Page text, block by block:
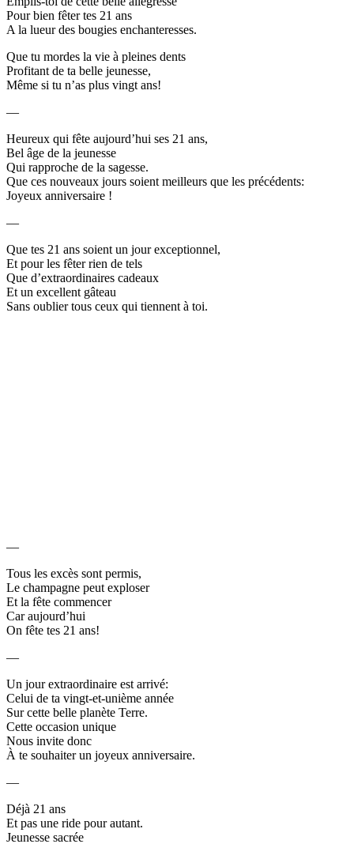
Pour bien fêter tes 21 ans
A la lueur des bougies enchanteresses.
Que tu mordes la vie à pleines dents
Profitant de ta belle jeunesse,
Même si tu n’as plus vingt ans!
—
Heureux qui fête aujourd’hui ses 21 ans,
Bel âge de la jeunesse
Qui rapproche de la sagesse.
Que ces nouveaux jours soient meilleurs que les précédents:
Joyeux anniversaire !
—
Que tes 21 ans soient un jour exceptionnel,
Et pour les fêter rien de tels
Que d’extraordinaires cadeaux
Et un excellent gâteau
Sans oublier tous ceux qui tiennent à toi.
—
Tous les excès sont permis,
Le champagne peut exploser
Et la fête commencer
Car aujourd’hui
On fête tes 21 ans!
—
Un jour extraordinaire est arrivé:
Celui de ta vingt-et-unième année
Sur cette belle planète Terre.
Cette occasion unique
Nous invite donc
À te souhaiter un joyeux anniversaire.
—
Déjà 21 ans
Et pas une ride pour autant.
Jeunesse sacrée